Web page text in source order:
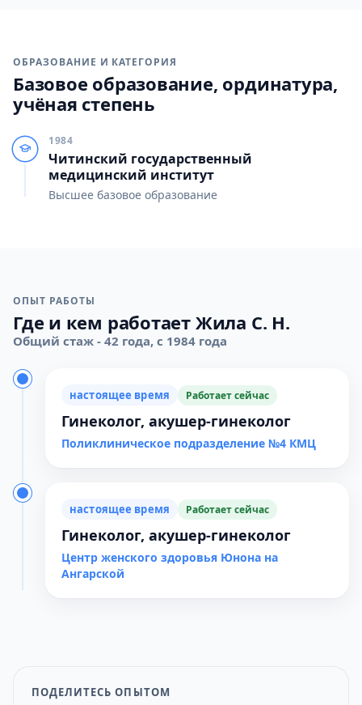
ОБРАЗОВАНИЕ И КАТЕГОРИЯ
Базовое образование, ординатура,
учёная степень
1984
Читинский государственный
медицинский институт
Высшее базовое образование
ОПЫТ РАБОТЫ
Где и кем работает Жила С. Н.
Общий стаж - 42 года, с 1984 года
настоящее время Работает сейчас
Гинеколог, акушер-гинеколог
Поликлиническое подразделение №4 КМЦ
настоящее время Работает сейчас
Гинеколог, акушер-гинеколог
Центр женского здоровья Юнона на
Ангарской
ПОДЕЛИТЕСЬ ОПЫТОМ